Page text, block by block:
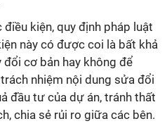
kiện, quy định pháp luật
này có được coi là bất khả
đổi cơ bản hay không để
nhiệm nội dung sửa đổi
đầu tư của dự án, tránh thất
chia sẻ rủi ro giữa các bên.